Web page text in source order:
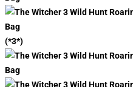
(*3*)